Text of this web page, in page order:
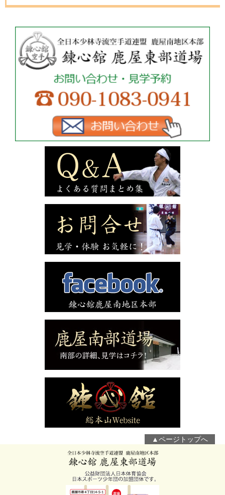
▲ページトップへ